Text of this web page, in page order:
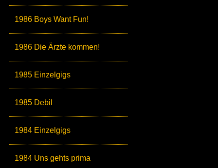
1986 Boys Want Fun!
1986 Die Ärzte kommen!
1985 Einzelgigs
1985 Debil
1984 Einzelgigs
1984 Uns gehts prima